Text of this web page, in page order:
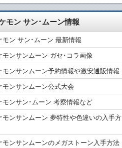
モン サン･ムーン情報
モン サン･ムーン 最新情報
モンサンムーン ガセ･コラ画像
モンサンムーン予約情報や激安通販情報
モンサンムーン公式大会
モンサン･ムーン 考察情報など
モンサンムーン 夢特性や色違いの入手方
モンサンムーンのメガストーン入手方法